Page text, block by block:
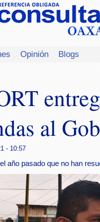
Opinión Blogs
al
- 10:57
año pasado que no han